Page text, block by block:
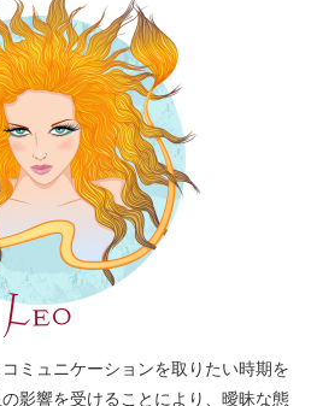
ミュニケーションを取りたい時期を
影響を受けることにより、曖昧な態